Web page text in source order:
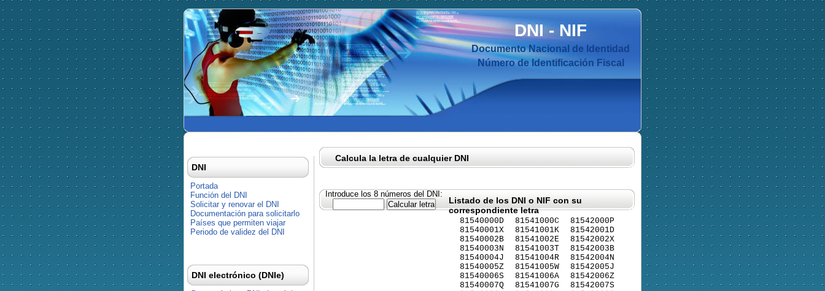
DNI-NIF
Documento Nacional de Identidad
Número de Identificación Fiscal
Calcula la letra de cualquier DNI
Introduce los 8 números del DNI:
Listado de los DNI o NIF con su
correspondiente letra
81540000D
81540001X
81540002B
81540003N
81540004J
81540005Z
81540006S
81540007Q
81541000C
81541001K
81541002E
81541003T
81541004R
81541005W
81541006A
81541007G
81542000P
81542001D
81542002X
81542003B
81542004N
81542005J
81542006Z
81542007S
DNI
Portada
Función del DNI
Solicitar y renovar el DNI
Documentación para solicitarlo
Países que permiten viajar
Periodo de validez del DNI
DNI electrónico (DNIe)